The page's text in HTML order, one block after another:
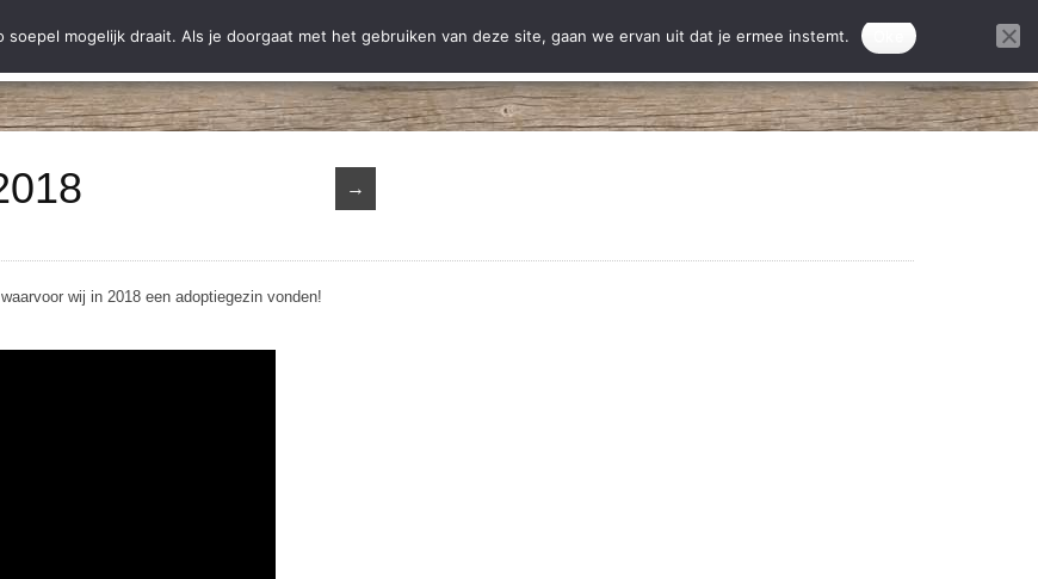
Ter adoptie Adoptie Nieuws Informatie Contact Donatie projecten DONEREN
→
wij in 2018 een adoptiegezin vonden!
mogelijk draait. Als je doorgaat met het gebruiken van deze site, gaan we ervan uit dat je ermee instemt.